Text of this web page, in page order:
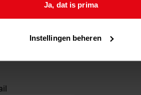
Ja, dat is prima
Instellingen beheren